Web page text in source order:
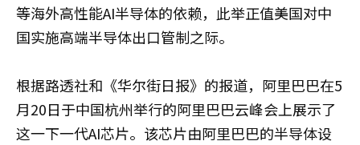
等海外高性能AI半导体的依赖，此举正值美国对中
国实施高端半导体出口管制之际。
根据路透社和《华尔街日报》的报道，阿里巴巴在5
月20日于中国杭州举行的阿里巴巴云峰会上展示了
这一下一代AI芯片。该芯片由阿里巴巴的半导体设